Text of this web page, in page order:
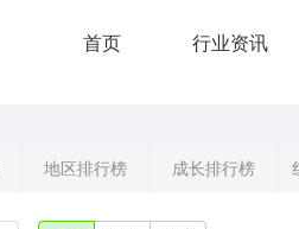
首页 行业资讯
地区排行榜 成长排行榜